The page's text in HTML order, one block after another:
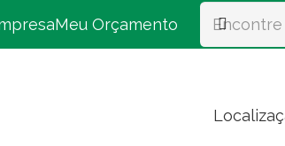
Meu Orçamento